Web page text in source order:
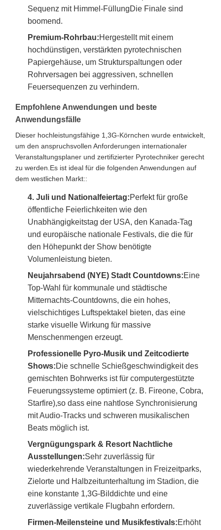
Sequenz mit Himmel-FüllungDie Finale sind
boomend.
Premium-Rohrbau:Hergestellt mit einem
hochdünstigen, verstärkten pyrotechnischen
Papiergehäuse, um Strukturspaltungen oder
Rohrversagen bei aggressiven, schnellen
Feuersequenzen zu verhindern.
Empfohlene Anwendungen und beste
Anwendungsfälle
Dieser hochleistungsfähige 1,3G-Körnchen wurde entwickelt,
um den anspruchsvollen Anforderungen internationaler
Veranstaltungsplaner und zertifizierter Pyrotechniker gerecht
zu werden.Es ist ideal für die folgenden Anwendungen auf
dem westlichen Markt::
4. Juli und Nationalfeiertag:Perfekt für große
öffentliche Feierlichkeiten wie den
Unabhängigkeitstag der USA, den Kanada-Tag
und europäische nationale Festivals, die die für
den Höhepunkt der Show benötigte
Volumenleistung bieten.
Neujahrsabend (NYE) Stadt Countdowns:Eine
Top-Wahl für kommunale und städtische
Mitternachts-Countdowns, die ein hohes,
vielschichtiges Luftspektakel bieten, das eine
starke visuelle Wirkung für massive
Menschenmengen erzeugt.
Professionelle Pyro-Musik und Zeitcodierte
Shows:Die schnelle Schießgeschwindigkeit des
gemischten Bohrwerks ist für computergestützte
Feuerungssysteme optimiert (z. B. Fireone, Cobra,
Starfire),so dass eine nahtlose Synchronisierung
mit Audio-Tracks und schweren musikalischen
Beats möglich ist.
Vergnügungspark & Resort Nachtliche
Ausstellungen:Sehr zuverlässig für
wiederkehrende Veranstaltungen in Freizeitparks,
Zielorte und Halbzeitunterhaltung im Stadion, die
eine konstante 1,3G-Bilddichte und eine
zuverlässige vertikale Flugbahn erfordern.
Firmen-Meilensteine und Musikfestivals:Erhöht